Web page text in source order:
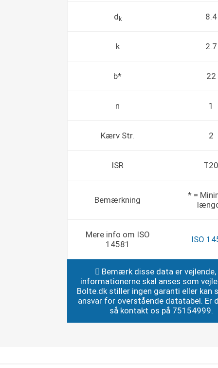
d k 8.4
k 2.7
b* 22
n 1
Kærv Str. 2
ISR
Bemærkning
* =
Mere info om ISO
14581
ISO
Bemærk disse data er vejlende,
informationerne skal anses som
Bolte.dk stiller ingen garanti eller kan
ansvar for overstående datatabel. Er
så kontakt os på 75154999.